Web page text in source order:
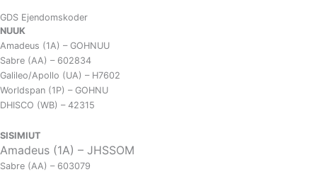
GDS Ejendomskoder
NUUK
Amadeus (1A) – GOHNUU
Sabre (AA) – 602834
Galileo/Apollo (UA) – H7602
Worldspan (1P) – GOHNU
DHISCO (WB) – 42315
SISIMIUT
Amadeus (1A) – JHSSOM
Sabre (AA) – 603079